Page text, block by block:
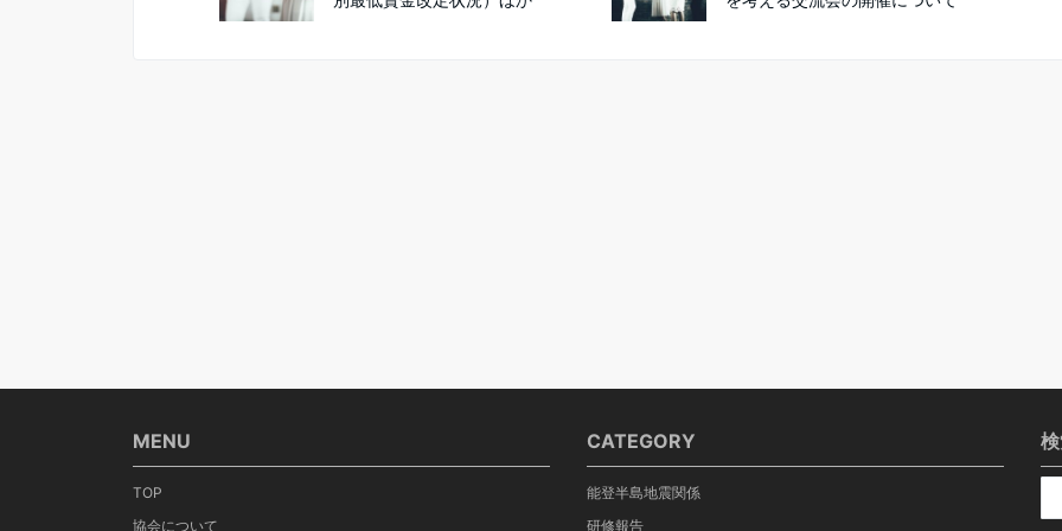
MENU
TOP
協会について
CATEGORY
能登半島地震関係
研修報告